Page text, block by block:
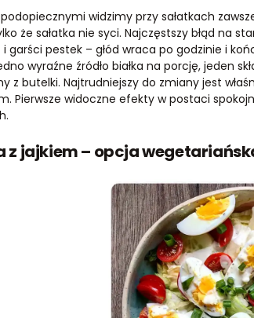
widzimy przy sałatkach
że sałatka nie syci. Najczęstszy błąd na
garści pestek – głód wraca po godzinie i
wyraźne źródło białka na porcję, jeden
z butelki. Najtrudniejszy do zmiany jest
Pierwsze widoczne efekty w postaci
z jajkiem – opcja